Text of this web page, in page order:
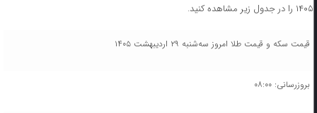
۱۴۰۵ را در جدول زیر مشاهده کنید.
قیمت سکه و قیمت طلا امروز سه‌شنبه ۲۹ اردیبهشت ۱۴۰۵
بروزرسانی: ۰۸:۰۰